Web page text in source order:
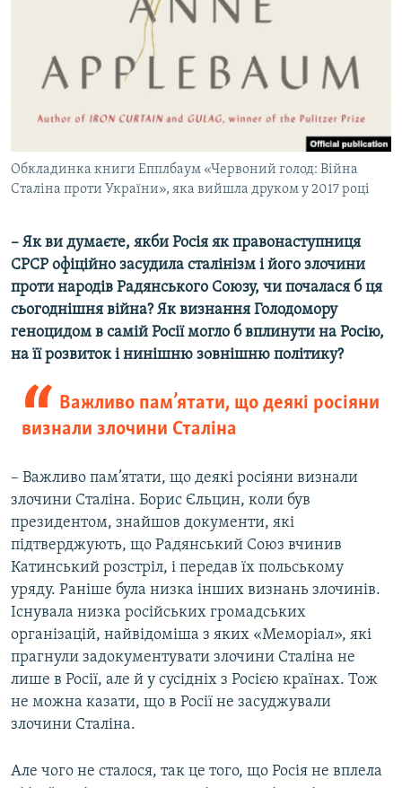
Обкладинка книги Епплбаум «Червоний голод: Війна
Сталіна проти України», яка вийшла друком у 2017 році
– Як ви думаєте, якби Росія як правонаступниця
СРСР офіційно засудила сталінізм і його злочини
проти народів Радянського Союзу, чи почалася б ця
сьогоднішня війна? Як визнання Голодомору
геноцидом в самій Росії могло б вплинути на Росію,
на її розвиток і нинішню зовнішню політику?
Важливо пам’ятати, що деякі росіяни
визнали злочини Сталіна
– Важливо пам’ятати, що деякі росіяни визнали
злочини Сталіна. Борис Єльцин, коли був
президентом, знайшов документи, які
підтверджують, що Радянський Союз вчинив
Катинський розстріл, і передав їх польському
уряду. Раніше була низка інших визнань злочинів.
Існувала низка російських громадських
організацій, найвідоміша з яких «Меморіал», які
прагнули задокументувати злочини Сталіна не
лише в Росії, але й у сусідніх з Росією країнах. Тож
не можна казати, що в Росії не засуджували
злочини Сталіна.
Але чого не сталося, так це того, що Росія не вплела